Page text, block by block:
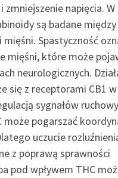
zmniejszenie napięcia.
są badane
Spastyczność
mięśni, które może
neurologicznych.
się z receptorami CB1 w
sygnałów
może pogarszać
uczucie
z poprawą sprawności
pod wpływem THC